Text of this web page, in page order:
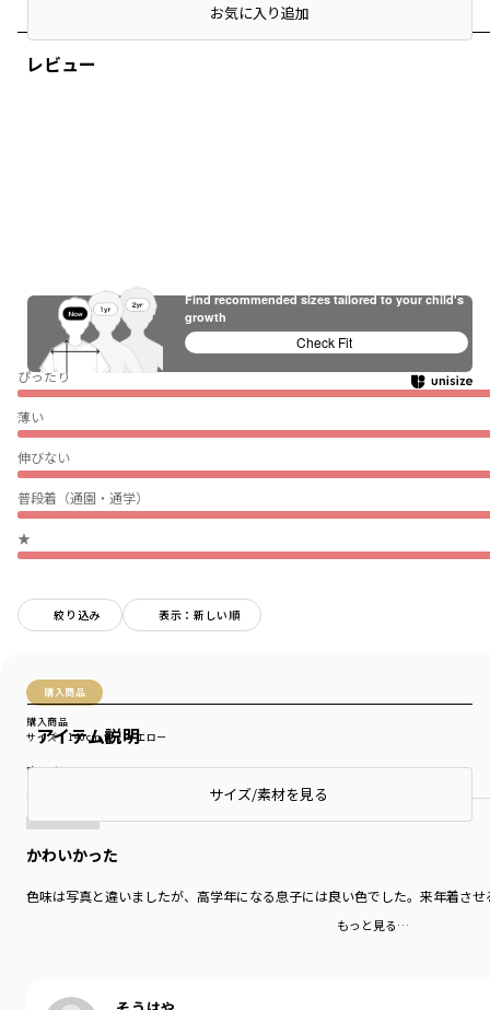
レビュー
ぴったり
薄い
伸びない
普段着（通園・通学）
★
絞り込み 表示：新しい順
購入商品
購入商品
サイズ：140cm色：イエロー
商品をチェックする＞
かわいかった
色味は写真と違いましたが、高学年になる息子には良い色でした。来年着さ
もっと見る…
お気に入り追加
アイテム説明
サイズ/素材を見る
Find recommended sizes tailored to your child's
growth
Check Fit